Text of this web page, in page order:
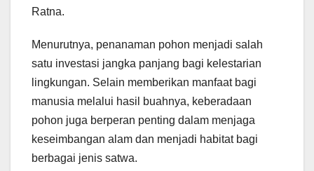
Ratna.
Menurutnya, penanaman pohon menjadi salah
satu investasi jangka panjang bagi kelestarian
lingkungan. Selain memberikan manfaat bagi
manusia melalui hasil buahnya, keberadaan
pohon juga berperan penting dalam menjaga
keseimbangan alam dan menjadi habitat bagi
berbagai jenis satwa.